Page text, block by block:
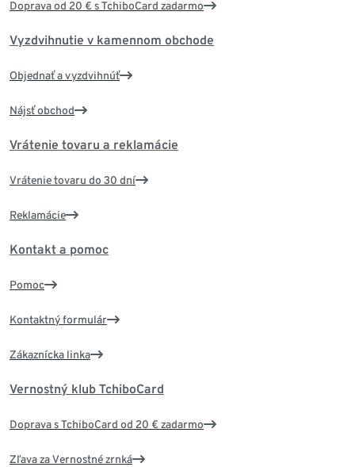
Doprava od 20 € s TchiboCard zadarmo
Vyzdvihnutie v kamennom obchode
Objednať a vyzdvihnúť
Nájsť obchod
Vrátenie tovaru a reklamácie
Vrátenie tovaru do 30 dní
Reklamácie
Kontakt a pomoc
Pomoc
Kontaktný formulár
Zákaznícka linka
Vernostný klub TchiboCard
Doprava s TchiboCard od 20 € zadarmo
Zľava za Vernostné zrnká